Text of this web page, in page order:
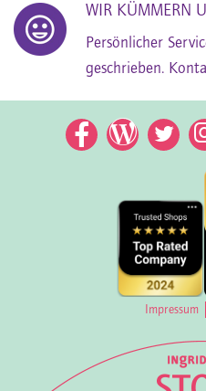
WIR KÜMMERN
Persönlicher
geschrieben.
Facebook
Impressum